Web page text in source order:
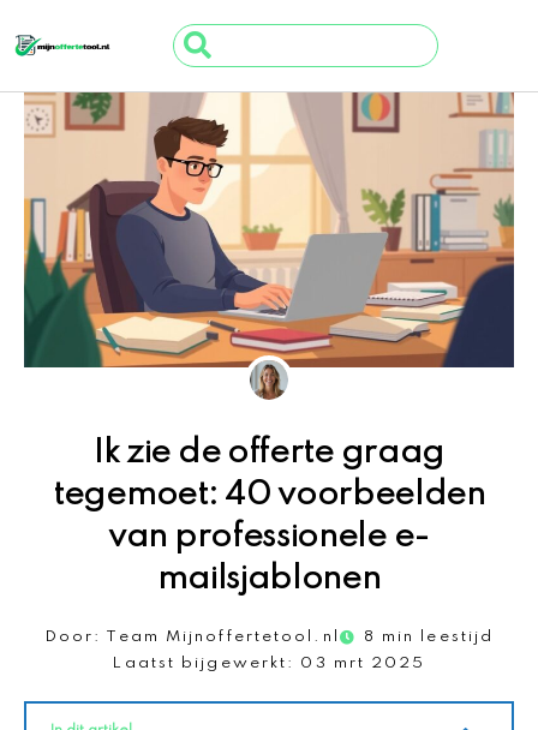
naar
de
inhoud
Search
...
Ik zie de offerte graag
tegemoet: 40 voorbeelden
van professionele e-
mailsjablonen
Door: Team Mijnoffertetool.nl
8 min leestijd
Laatst bijgewerkt:
03 mrt 2025